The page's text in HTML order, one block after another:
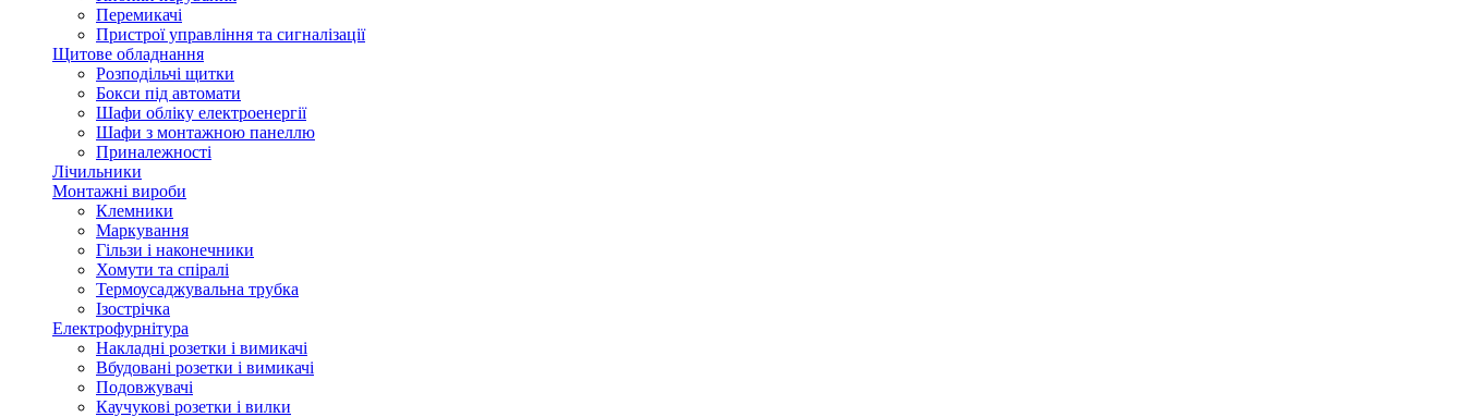
Перемикачі
Пристрої управління та сигналізації
Щитове обладнання
Розподільчі щитки
Бокси під автомати
Шафи обліку електроенергії
Шафи з монтажною панеллю
Приналежності
Лічильники
Монтажні вироби
Клемники
Маркування
Гільзи і наконечники
Хомути та спіралі
Термоусаджувальна трубка
Ізострічка
Електрофурнітура
Накладні розетки і вимикачі
Вбудовані розетки і вимикачі
Подовжувачі
Каучукові розетки і вилки